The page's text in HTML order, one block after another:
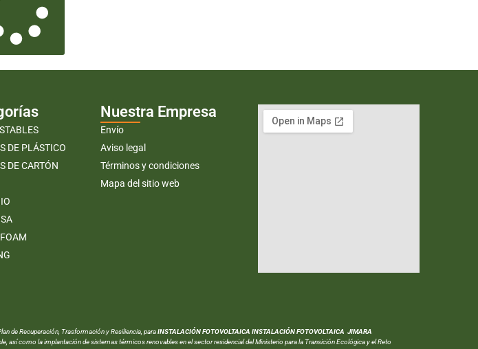
DE PLÁSTICO
DE CARTÓN
Nuestra Empresa
Envío
Aviso legal
Términos y condiciones
Mapa del sitio web
de Recuperación, Trasformación y Resiliencia, paraINSTALACIÓN FOTOVOLTAICA INSTALACIÓN FOTOVOLTAICA JIMARA
así como la implantación de sistemas térmicos renovables en el sector residencial del Ministerio para la Transición Ecológica y el Reto